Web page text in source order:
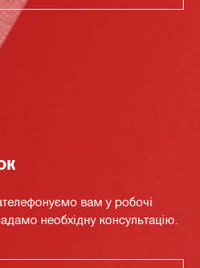
вам у робочі
необхідну консультацію.